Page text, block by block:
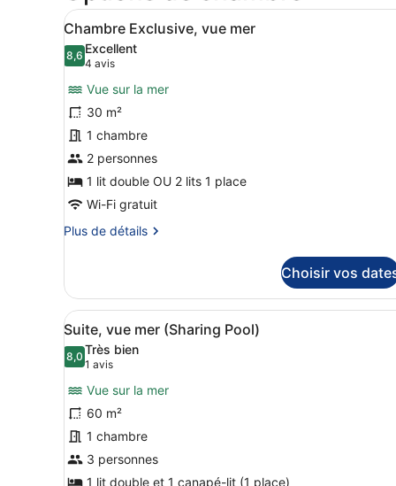
Afficher
toutes
les
photos
pour
ce
type
de
chambre :
Chambre
Exclusive,
vue
Une chambre à coucher
11
Chambre Exclusive, vue mer
8,68,6 sur 10
Excellent
4 avis
(4 avis)
Vue sur la mer
30 m²
1 chambre
2 personnes
1 lit double OU 2 lits 1 place
Wi-Fi gratuit
Plus de détails
Plus
le
type
de
chambre
Chambre
Exclusive,
vue
mer
Choisir vos
Afficher
toutes
les
photos
pour
ce
type
de
chambre :
Suite, vue mer (Sharing
10
Suite, vue mer (Sharing Pool)
8,08,0 sur 10
Très bien
1 avis
(1 avis)
Vue sur la mer
60 m²
1 chambre
3 personnes
1 lit double et 1 canapé-lit (1 place)